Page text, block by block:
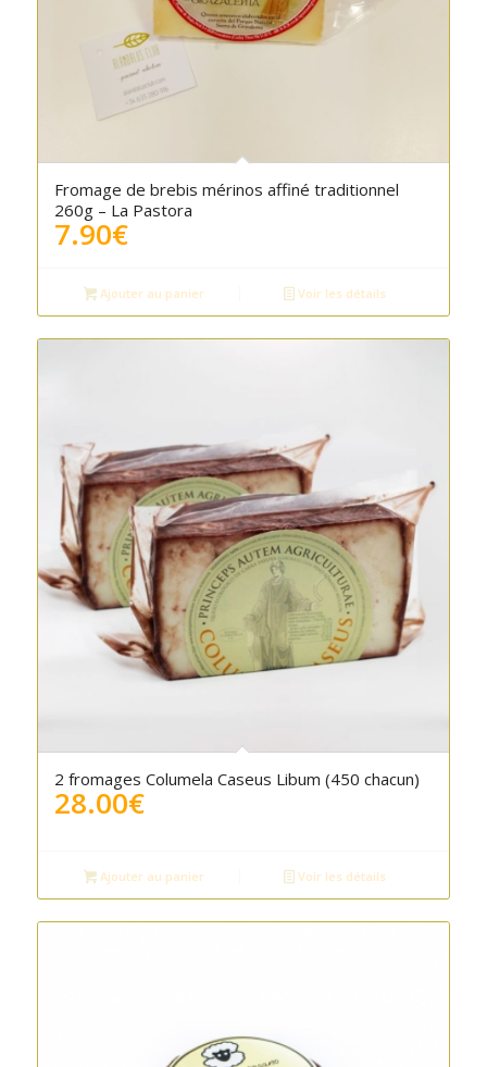
Fromage de brebis mérinos affiné traditionnel
260g – La Pastora
7.90€
Ajouter au panier Voir les détails
2 fromages Columela Caseus Libum (450 chacun)
28.00€
Ajouter au panier Voir les détails